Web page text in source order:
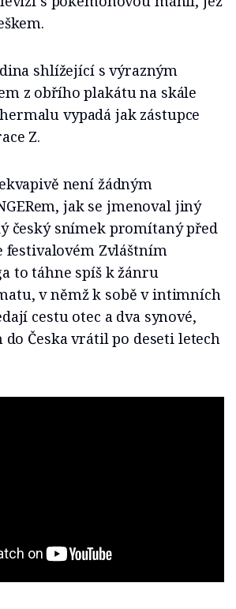
shlížející s výrazným
z obřího plakátu na skále
vypadá jak zástupce
Z.
není žádným
jak se jmenoval jiný
český snímek promítaný před
festivalovém Zvláštním
to táhne spíš k žánru
v němž k sobě v intimních
cestu otec a dva synové,
do Česka vrátil po deseti letech